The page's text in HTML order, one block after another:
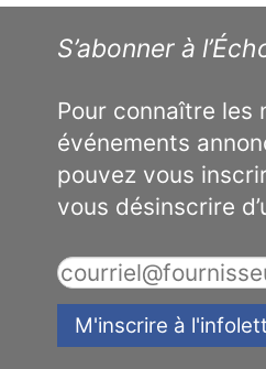
S’abonner à
Pour connaître les
événements
pouvez vous
vous désinscrire